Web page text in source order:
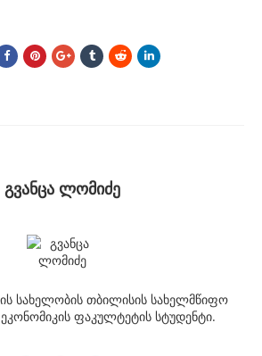
გვანცა ლომიძე
სახელობის თბილისის სახელმწიფო
ეკონომიკის ფაკულტეტის სტუდენტი.